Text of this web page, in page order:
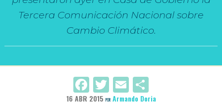
Tercera Comunicación Nacional sobre
Cambio Climático.
Facebook
Twitter
Email
16 ABR 2015 POR Armando Doria